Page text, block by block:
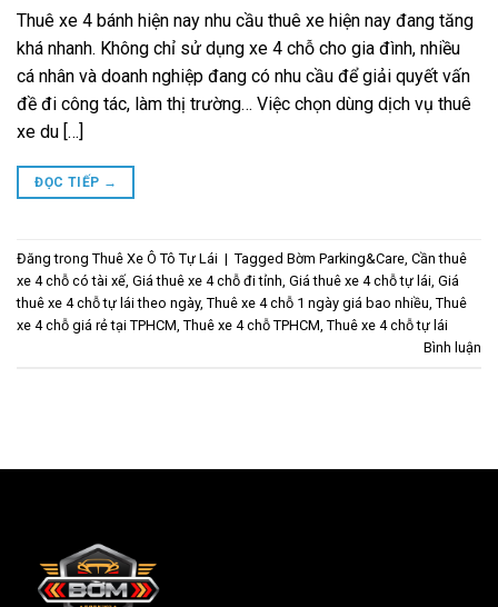
Thuê xe 4 bánh hiện nay nhu cầu thuê xe hiện nay đang tăng
khá nhanh. Không chỉ sử dụng xe 4 chỗ cho gia đình, nhiều
cá nhân và doanh nghiệp đang có nhu cầu để giải quyết vấn
đề đi công tác, làm thị trường… Việc chọn dùng dịch vụ thuê
xe du […]
ĐỌC TIẾP →
Đăng trong Thuê Xe Ô Tô Tự Lái | Tagged Bờm Parking&Care Cần thuê
xe 4 chỗ có tài xế, Giá thuê xe 4 chỗ đi tỉnh Giá thuê xe 4 chỗ tự lái Giá
thuê xe 4 chỗ tự lái theo ngày, Thuê xe 4 chỗ 1 ngày giá bao nhiều Thuê
xe 4 chỗ giá rẻ tại TPHCM Thuê xe 4 chỗ TPHCM Thuê xe 4 chỗ tự lái
Bình luận